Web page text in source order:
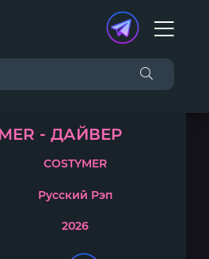
- ДАЙВЕР
COSTYMER
Русский Рэп
2026